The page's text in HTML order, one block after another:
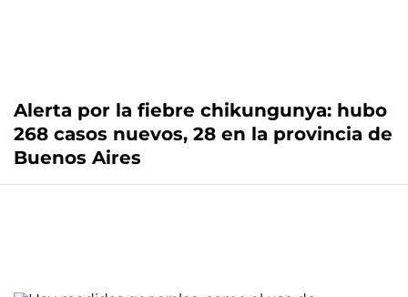
Alerta por la fiebre chikungunya: hubo
268 casos nuevos, 28 en la provincia de
Buenos Aires